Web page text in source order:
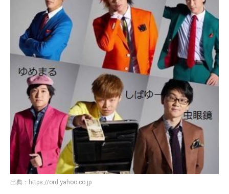
出典： https://ord.yahoo.co.jp